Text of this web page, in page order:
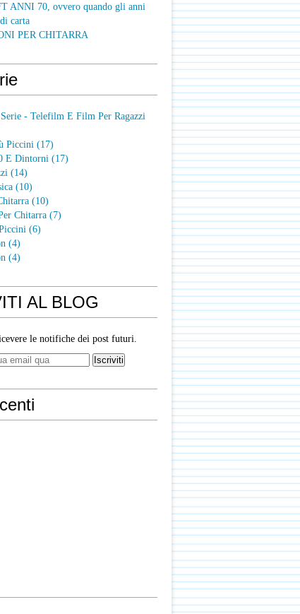
ANNI 70, ovvero quando gli anni
carta
PER CHITARRA
- Telefilm E Film Per Ragazzi
Piccini (17)
E Dintorni (17)
(14)
(10)
(10)
Chitarra (7)
(6)
(4)
(4)
AL BLOG
le notifiche dei post futuri.